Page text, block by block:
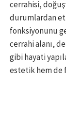
cerrahisi,
durumlardan
fonksiyonunu
cerrahi alanı,
gibi hayati
estetik hem de